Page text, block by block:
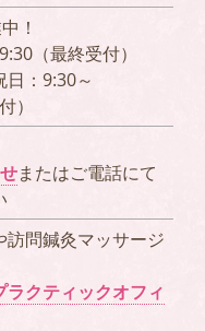
！
（最終受付）
：9:30～
）
またはご電話にて
訪問鍼灸マッサージ
クティックオフィ